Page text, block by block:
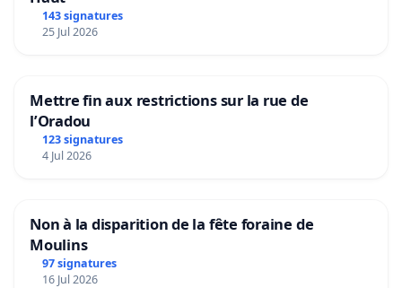
143 signatures
25 Jul 2026
Mettre fin aux restrictions sur la rue de
l’Oradou
123 signatures
4 Jul 2026
Non à la disparition de la fête foraine de
Moulins
97 signatures
16 Jul 2026